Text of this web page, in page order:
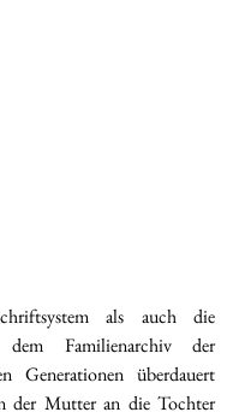
als auch die
Familienarchiv der
Generationen überdauert
der Mutter an die Tochter